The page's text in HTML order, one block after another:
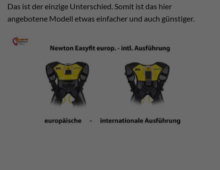
Das ist der einzige Unterschied. Somit ist das hier
angebotene Modell etwas einfacher und auch günstiger.